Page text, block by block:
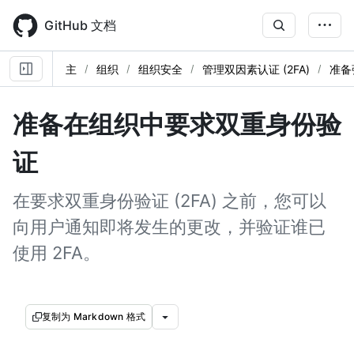
main
content
GitHub 文档
主 组织 组织安全 管理双因素认证 (2FA) 准备
准备在组织中要求双重身份验
证
在要求双重身份验证 (2FA) 之前，您可以
向用户通知即将发生的更改，并验证谁已
使用 2FA。
复制为 Markdown 格式